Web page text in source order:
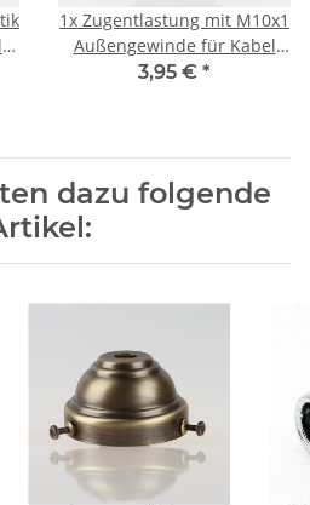
1x Zugentlastung mit M10x1
Außengewinde für Kabel
13x17mm Metall Antik Fume
3,95 € *
dazu folgende